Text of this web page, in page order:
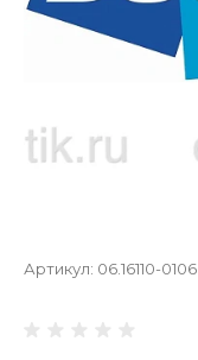
Артикул: 06.16110-0106